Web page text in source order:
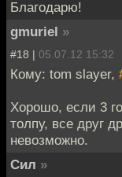
Благодарю!
gmuriel »
#18 | 05.07.12 15:32
Кому: tom slayer,
Хорошо, если 3
толпу, все друг
невозможно.
Сил »